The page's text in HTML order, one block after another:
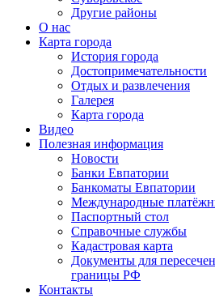
Другие районы
О нас
Карта города
История города
Достопримечательности
Отдых и развлечения
Галерея
Карта города
Видео
Полезная информация
Новости
Банки Евпатории
Банкоматы Евпатории
Международные
Паспортный стол
Справочные службы
Кадастровая карта
Документы для
границы РФ
Контакты